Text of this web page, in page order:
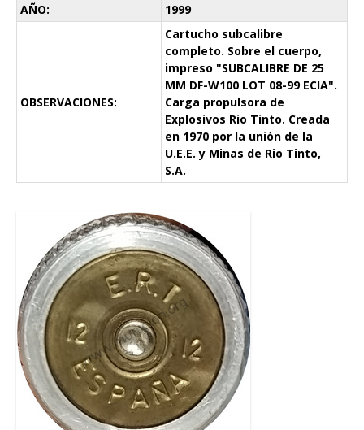
AÑO:
1999
OBSERVACIONES:
Cartucho subcalibre
completo. Sobre el cuerpo,
impreso "SUBCALIBRE DE 25
MM DF-W100 LOT 08-99 ECIA".
Carga propulsora de
Explosivos Rio Tinto. Creada
en 1970 por la unión de la
U.E.E. y Minas de Rio Tinto,
S.A.